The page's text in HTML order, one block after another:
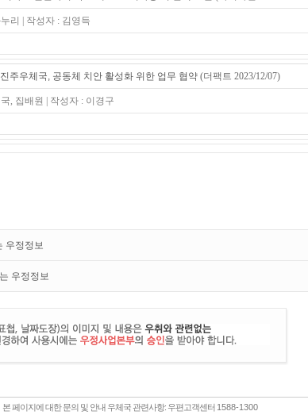
리 | 작성자 : 김영득
주우체국, 공동체 치안 활성화 위한 업무 협약 (더팩트 2023/12/07)
, 집배원 | 작성자 : 이경구
우정정보
우정정보
본 페이지에 대한 문의 및 안내 우체국 관련사항: 우편고객센터 1588-1300